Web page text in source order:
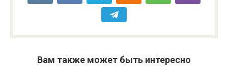
Вам также может быть интересно